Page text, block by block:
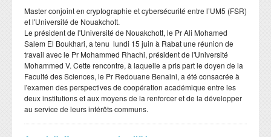
Master conjoint en cryptographie et cybersécurité entre l’UM5 (FSR)
et l'Université de Nouakchott.
Le président de l'Université de Nouakchott, le Pr Ali Mohamed
Salem El Boukhari, a tenu lundi 15 juin à Rabat une réunion de
travail avec le Pr Mohammed Rhachi, président de l'Université
Mohammed V. Cette rencontre, à laquelle a pris part le doyen de la
Faculté des Sciences, le Pr Redouane Benaini, a été consacrée à
l'examen des perspectives de coopération académique entre les
deux institutions et aux moyens de la renforcer et de la développer
au service de leurs intérêts communs.